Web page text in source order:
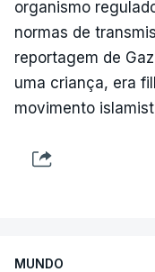
organismo
normas de
reportagem de
uma criança, era
movimento
MUNDO